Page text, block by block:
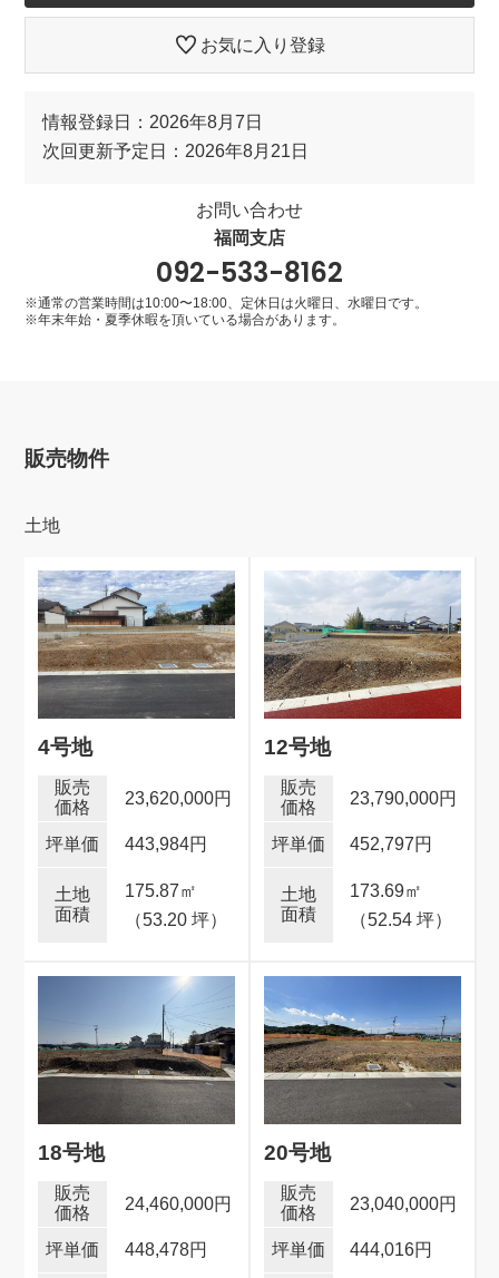
お気に入り登録
情報登録日：2026年8月7日
次回更新予定日：2026年8月21日
お問い合わせ
福岡支店
092-533-8162
※通常の営業時間は10:00〜18:00、定休日は火曜日、水曜日です。
※年末年始・夏季休暇を頂いている場合があります。
販売物件
土地
4号地
23,620,000円
443,984円
175.87㎡
（53.20 坪）
12号地
23,790,000円
452,797円
173.69㎡
（52.54 坪）
18号地
24,460,000円
448,478円
20号地
23,040,000円
444,016円